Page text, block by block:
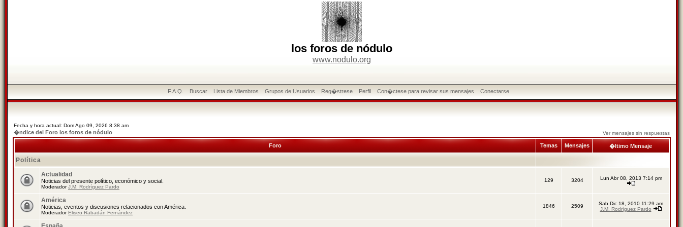
los foros de nódulo
www.nodulo.org
F.A.Q. Buscar Lista de Miembros Grupos de Usuarios Reg�strese Perfil Con�ctese para revisar sus mensajes Conectarse
Fecha y hora actual: Dom Ago 09, 2026 8:38 am
�ndice del Foro los foros de nódulo Ver mensajes sin respuestas
Foro Temas Mensajes �ltimo Mensaje
Política
Actualidad
Noticias del presente político, económico y social.
ModeradorJ.M. Rodríguez Pardo
129 3204 Lun Abr 08, 2013 7:14 pm
América
Noticias, eventos y discusiones relacionados con América.
ModeradorEliseo Rabadán Fernández
1846 2509
Sab Dic 18, 2010 11:29 am
J.M. Rodríguez Pardo